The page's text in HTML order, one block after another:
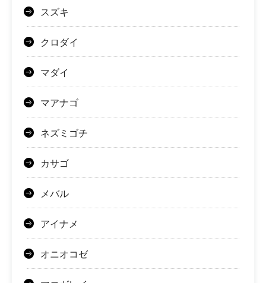
スズキ
クロダイ
マダイ
マアナゴ
ネズミゴチ
カサゴ
メバル
アイナメ
オニオコゼ